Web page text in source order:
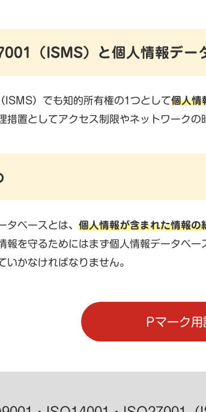
（ISMS）と個人情報デー
ISMS）でも知的所有権の1つとして個人情
措置としてアクセス制限やネットワークの
タベースとは、 個人情報が含まれた情報の
報を守るためにはまず個人情報データベ
いかなければなりません。
Pマーク用